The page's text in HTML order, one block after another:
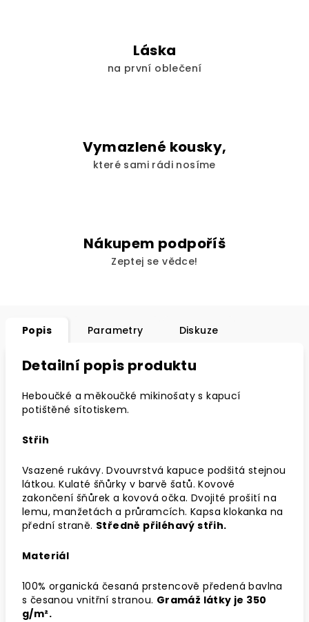
Láska
na první oblečení
Vymazlené kousky,
které sami rádi nosíme
Nákupem podpoříš
Zeptej se vědce!
Popis Parametry Diskuze
Detailní popis produktu
Heboučké a měkoučké mikinošaty s kapucí
potištěné sítotiskem.
Střih
Vsazené rukávy. Dvouvrstvá kapuce podšitá stejnou
látkou. Kulaté šňůrky v barvě šatů. Kovové
zakončení šňůrek a kovová očka. Dvojité prošití na
lemu, manžetách a průramcích. Kapsa klokanka na
přední straně. Středně přiléhavý střih.
Materiál
100% organická česaná prstencově předená bavlna
s česanou vnitřní stranou. Gramáž látky je 350
g/m².